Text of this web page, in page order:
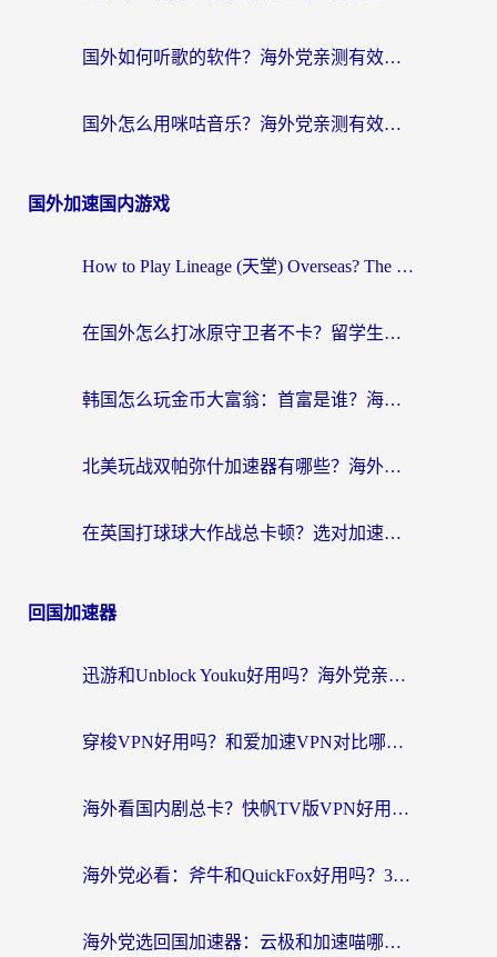
国外如何听歌的软件？海外党亲测有效的回国加速器指南
国外怎么用咪咕音乐？海外党亲测有效的听歌自由指南
国外加速国内游戏
How to Play Lineage (天堂) Overseas? The Ultimate Guide to Choosing the Best Chinese Server Game Accelerator (在国外打天堂加速器)
在国外怎么打冰原守卫者不卡？留学生亲测的国服游戏加速指南
韩国怎么玩金币大富翁：首富是谁？海外党国服游戏加速全攻略
北美玩战双帕弥什加速器有哪些？海外党亲测好用的国服加速指南
在英国打球球大作战总卡顿？选对加速器让你告别延迟（附实测攻略）
回国加速器
迅游和Unblock Youku好用吗？海外党亲测：3个维度教你选对回国加速器
穿梭VPN好用吗？和爱加速VPN对比哪个回国效果更好？海外党必看的实用指南
海外看国内剧总卡？快帆TV版VPN好用吗？和海牛VPN对比哪个回国效果更好？
海外党必看：斧牛和QuickFox好用吗？3步选对回国加速器，无缝刷国内剧玩游戏
海外党选回国加速器：云极和加速喵哪个好？附3款热门工具实测对比